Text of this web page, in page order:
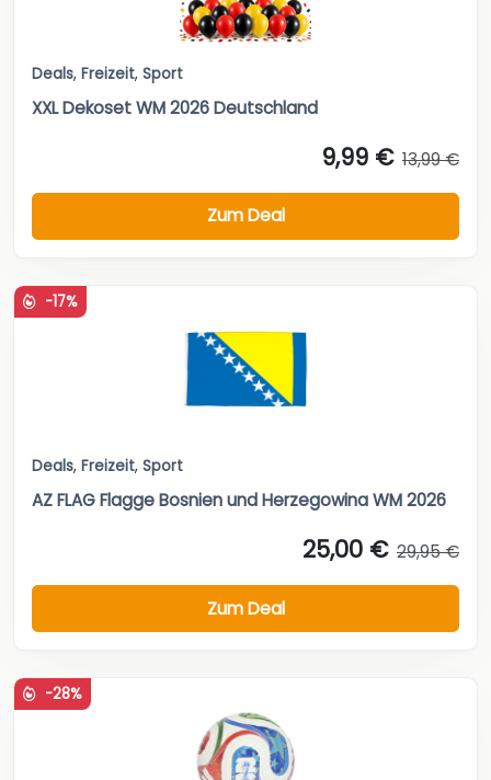
Deals, Freizeit, Sport
XXL Dekoset WM 2026 Deutschland
9,99 € 13,99 €
Zum Deal
-17%
Deals, Freizeit, Sport
AZ FLAG Flagge Bosnien und Herzegowina WM 2026
25,00 € 29,95 €
Zum Deal
-28%